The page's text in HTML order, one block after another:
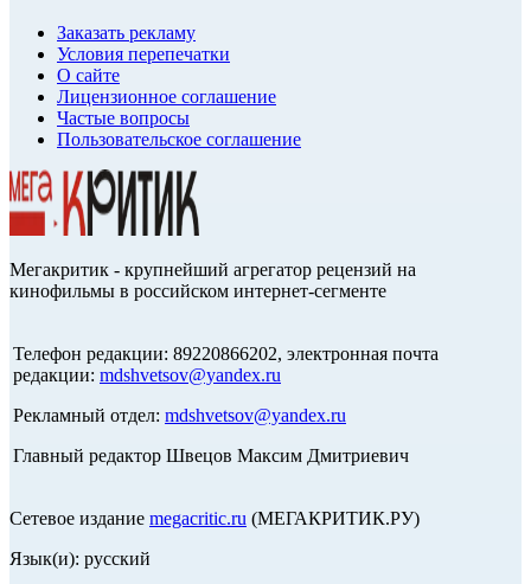
Заказать рекламу
Условия перепечатки
О сайте
Лицензионное соглашение
Частые вопросы
Пользовательское соглашение
Мегакритик - крупнейший агрегатор рецензий на
кинофильмы в российском интернет-сегменте
Телефон редакции: 89220866202, электронная почта
редакции: mdshvetsov@yandex.ru
Рекламный отдел: mdshvetsov@yandex.ru
Главный редактор Швецов Максим Дмитриевич
Сетевое издание megacritic.ru (МЕГАКРИТИК.РУ)
Язык(и): русский